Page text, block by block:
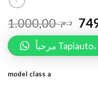
د.م.1.000,00
model class a